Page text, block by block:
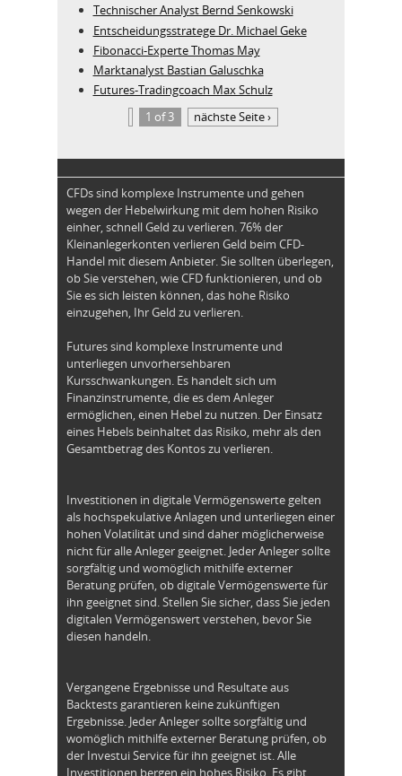
Technischer Analyst Bernd Senkowski
Entscheidungsstratege Dr. Michael Geke
Fibonacci-Experte Thomas May
Marktanalyst Bastian Galuschka
Futures-Tradingcoach Max Schulz
1 of 3
nächste Seite ›
CFDs sind komplexe Instrumente und gehen
wegen der Hebelwirkung mit dem hohen Risiko
einher, schnell Geld zu verlieren. 76% der
Kleinanlegerkonten verlieren Geld beim CFD-
Handel mit diesem Anbieter. Sie sollten überlegen,
ob Sie verstehen, wie CFD funktionieren, und ob
Sie es sich leisten können, das hohe Risiko
einzugehen, Ihr Geld zu verlieren.
Futures sind komplexe Instrumente und
unterliegen unvorhersehbaren
Kursschwankungen. Es handelt sich um
Finanzinstrumente, die es dem Anleger
ermöglichen, einen Hebel zu nutzen. Der Einsatz
eines Hebels beinhaltet das Risiko, mehr als den
Gesamtbetrag des Kontos zu verlieren.
Investitionen in digitale Vermögenswerte gelten
als hochspekulative Anlagen und unterliegen einer
hohen Volatilität und sind daher möglicherweise
nicht für alle Anleger geeignet. Jeder Anleger sollte
sorgfältig und womöglich mithilfe externer
Beratung prüfen, ob digitale Vermögenswerte für
ihn geeignet sind. Stellen Sie sicher, dass Sie jeden
digitalen Vermögenswert verstehen, bevor Sie
diesen handeln.
Vergangene Ergebnisse und Resultate aus
Backtests garantieren keine zukünftigen
Ergebnisse. Jeder Anleger sollte sorgfältig und
womöglich mithilfe externer Beratung prüfen, ob
der Investui Service für ihn geeignet ist. Alle
Investitionen bergen ein hohes Risiko. Es gibt